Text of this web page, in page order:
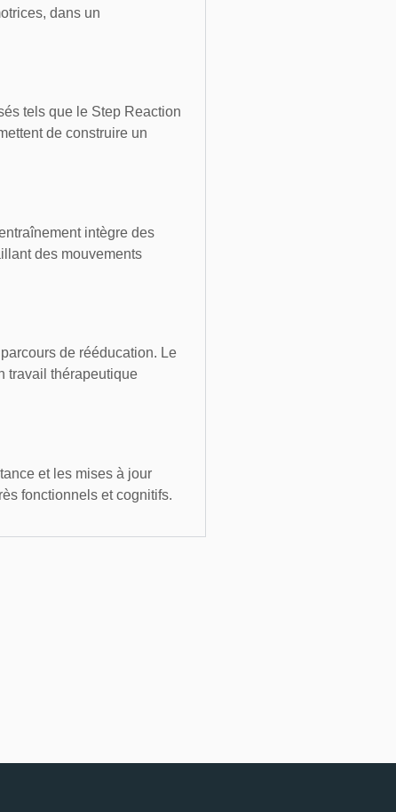
dans un
tels que le Step Reaction
de construire un
intègre des
des mouvements
de rééducation. Le
travail thérapeutique
et les mises à jour
fonctionnels et cognitifs.